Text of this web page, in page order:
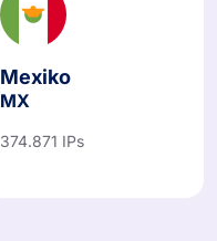
Mexiko
MX
374.871 IPs